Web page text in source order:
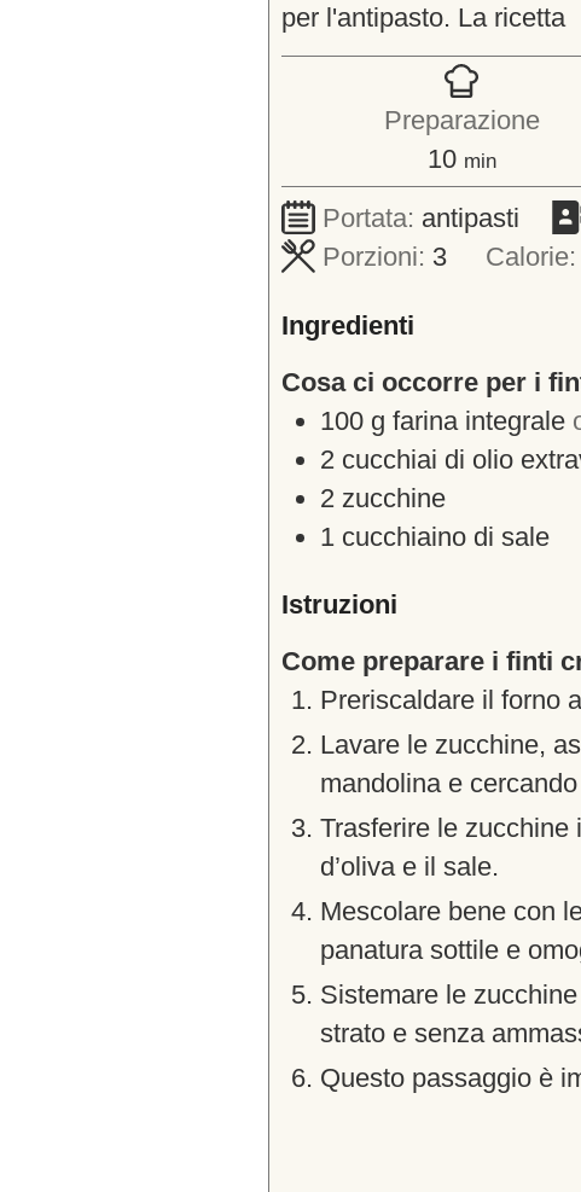
per l'antipasto. La ricetta
Preparazione
10minuti
min
Portata: antipasti
Porzioni: 3 Calorie:
Ingredienti
Cosa ci occorre per i
100 g farina integrale
2 cucchiai di olio
2 zucchine
1 cucchiaino di sale
Istruzioni
Come preparare i finti
Preriscaldare il forno
Lavare le zucchine,
mandolina e
Trasferire le zucchine
d’oliva e il sale.
Mescolare bene con
panatura sottile e
Sistemare le
strato e senza
Questo passaggio è